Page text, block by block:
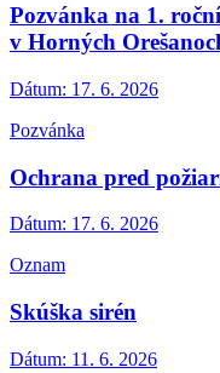
Pozvánka na 1.
v Horných
Dátum: 17. 6. 2026
Pozvánka
Ochrana pred
Dátum: 17. 6. 2026
Oznam
Skúška sirén
Dátum: 11. 6. 2026